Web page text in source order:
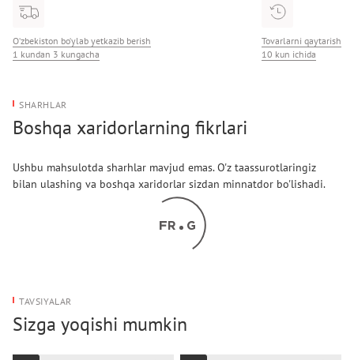
O‘zbekiston bo‘ylab yetkazib berish
1 kundan 3 kungacha
Tovarlarni qaytarish
10 kun ichida
SHARHLAR
Boshqa xaridorlarning fikrlari
Ushbu mahsulotda sharhlar mavjud emas. O'z taassurotlaringiz
bilan ulashing va boshqa xaridorlar sizdan minnatdor bo'lishadi.
TAVSIYALAR
Sizga yoqishi mumkin